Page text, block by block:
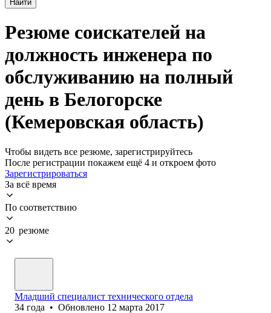
Найти
Резюме соискателей на
должность инженера по
обслуживанию на полный
день в Белогорске
(Кемеровская область)
Чтобы видеть все резюме, зарегистрируйтесь
После регистрации покажем ещё 4 и откроем фото
Зарегистрироваться
За всё время
По соответствию
20 резюме
Младший специалист технического отдела
34 года • Обновлено 12 марта 2017